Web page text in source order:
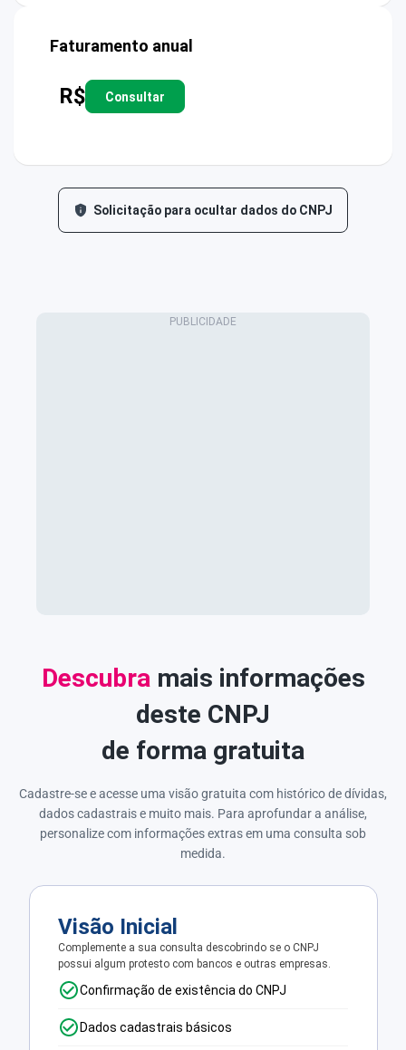
Faturamento anual
R$ Consultar
Solicitação para ocultar dados do CNPJ
Descubra mais informações
deste CNPJ
de forma gratuita
Cadastre-se e acesse uma visão gratuita com histórico de dívidas,
dados cadastrais e muito mais. Para aprofundar a análise,
personalize com informações extras em uma consulta sob
medida.
Visão Inicial
Complemente a sua consulta descobrindo se o CNPJ
possui algum protesto com bancos e outras empresas.
Confirmação de existência do CNPJ
Dados cadastrais básicos